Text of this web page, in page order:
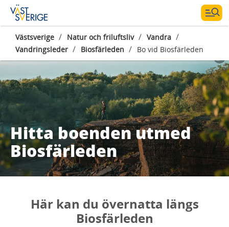
Västsverige / Natur och friluftsliv / Vandra /
Vandringsleder / Biosfärleden / Bo vid Biosfärleden
Hitta boenden utmed
Biosfärleden
Här kan du övernatta längs
Biosfärleden